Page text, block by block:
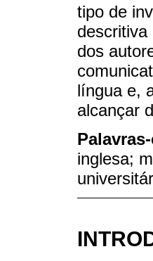
tipo de
dos
língua e,
alcançar
inglesa;